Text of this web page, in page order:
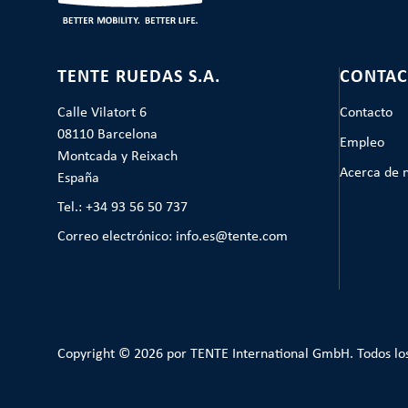
TENTE RUEDAS S.A.
Calle Vilatort 6
08110 Barcelona
Montcada y Reixach
España
Tel.: +34 93 56 50 737
Correo electrónico: info.es@tente.com
Contacto
Empleo
Acerca de
Copyright © 2026 por TENTE International GmbH. Todos